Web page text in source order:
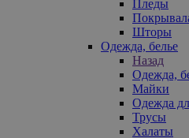
Пледы
Шторы
Одежда, белье
Назад
Одежда,
Майки
Одежда
Трусы
Халаты